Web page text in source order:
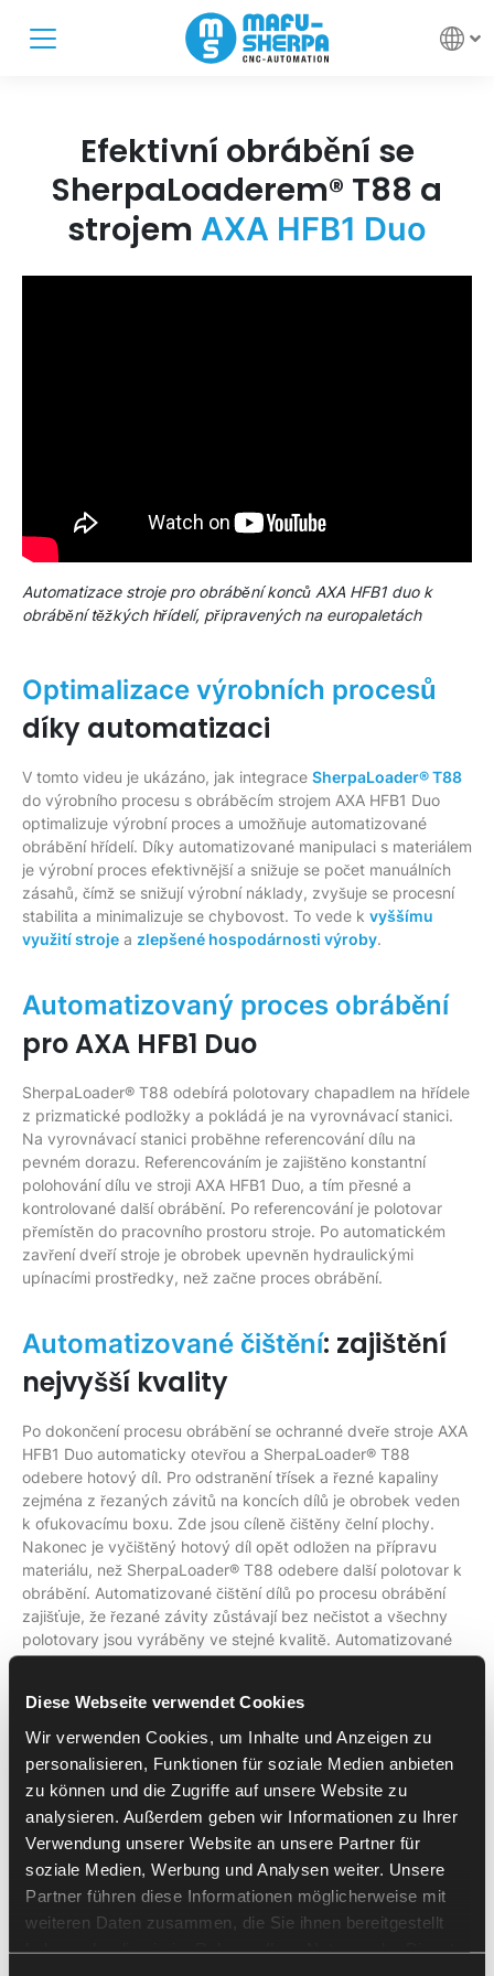
Diese Webseite verwendet Cookies
Wir verwenden Cookies, um Inhalte und Anzeigen zu
personalisieren, Funktionen für soziale Medien anbieten
zu können und die Zugriffe auf unsere Website zu
analysieren. Außerdem geben wir Informationen zu Ihrer
Verwendung unserer Website an unsere Partner für
soziale Medien, Werbung und Analysen weiter. Unsere
Partner führen diese Informationen möglicherweise mit
weiteren Daten zusammen, die Sie ihnen bereitgestellt
haben oder die sie im Rahmen Ihrer Nutzung der Dienste
Efektivní obrábění se
SherpaLoaderem® T88 a
strojem AXA HFB1 Duo
Automatizace stroje pro obrábění konců AXA HFB1 duo k
obrábění těžkých hřídelí, připravených na europaletách
Optimalizace výrobních procesů
díky automatizaci
V tomto videu je ukázáno, jak integrace SherpaLoader® T88
do výrobního procesu s obráběcím strojem AXA HFB1 Duo
optimalizuje výrobní proces a umožňuje automatizované
obrábění hřídelí. Díky automatizované manipulaci s materiálem
je výrobní proces efektivnější a snižuje se počet manuálních
zásahů, čímž se snižují výrobní náklady, zvyšuje se procesní
stabilita a minimalizuje se chybovost. To vede k vyššímu
využití stroje a zlepšené hospodárnosti výroby.
Automatizovaný proces obrábění
pro AXA HFB1 Duo
SherpaLoader® T88 odebírá polotovary chapadlem na hřídele
z prizmatické podložky a pokládá je na vyrovnávací stanici.
Na vyrovnávací stanici proběhne referencování dílu na
pevném dorazu. Referencováním je zajištěno konstantní
polohování dílu ve stroji AXA HFB1 Duo, a tím přesné a
kontrolované další obrábění. Po referencování je polotovar
přemístěn do pracovního prostoru stroje. Po automatickém
zavření dveří stroje je obrobek upevněn hydraulickými
upínacími prostředky, než začne proces obrábění.
Automatizované čištění: zajištění
nejvyšší kvality
Po dokončení procesu obrábění se ochranné dveře stroje AXA
HFB1 Duo automaticky otevřou a SherpaLoader® T88
odebere hotový díl. Pro odstranění třísek a řezné kapaliny
zejména z řezaných závitů na koncích dílů je obrobek veden
k ofukovacímu boxu. Zde jsou cíleně čištěny čelní plochy.
Nakonec je vyčištěný hotový díl opět odložen na přípravu
materiálu, než SherpaLoader® T88 odebere další polotovar k
obrábění. Automatizované čištění dílů po procesu obrábění
zajišťuje, že řezané závity zůstávají bez nečistot a všechny
polotovary jsou vyráběny ve stejné kvalitě. Automatizované
čištění navíc umožňuje jak přímé další zpracování při integraci
může robot pracovat delší dobu autonomně, aniž by díly kvůli
ulpělým třískám vyžadovaly dodatečné obrobení, a navíc se
tak zabrání výrobnímu zmetku. Tím se dále zvyšuje efektivita
procesu snížením vedlejších časů.
Přizpůsobení SherpaLoaderu®
různým geometriím dílů
SherpaLoader® T88 umožňuje snadné přizpůsobení různým
geometriím obrobků. Při nasazeníkamerových